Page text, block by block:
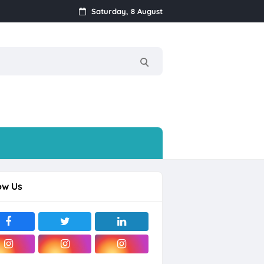
Raya
Saturday, 8 August
Us